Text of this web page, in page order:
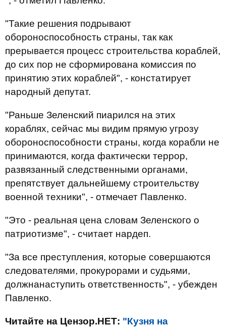
"Такие решения подрывают
обороноспособность страны, так как
прерывается процесс строительства кораблей,
до сих пор не сформирована комиссия по
принятию этих кораблей", - констатирует
народный депутат.
"Раньше Зеленский пиарился на этих
кораблях, сейчас мы видим прямую угрозу
обороноспособности страны, когда корабли не
принимаются, когда фактически террор,
развязанный следственными органами,
препятствует дальнейшему строительству
военной техники", - отмечает Павленко.
"Это - реальная цена словам Зеленского о
патриотизме", - считает нардеп.
"За все преступления, которые совершаются
следователями, прокурорами и судьями,
должнанаступить ответственность", - убежден
Павленко.
Читайте на Цензор.НЕТ: "Кузня на